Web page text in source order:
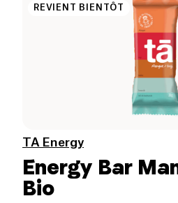
REVIENT BIENTÔT
TA Energy
Energy Bar
Bio